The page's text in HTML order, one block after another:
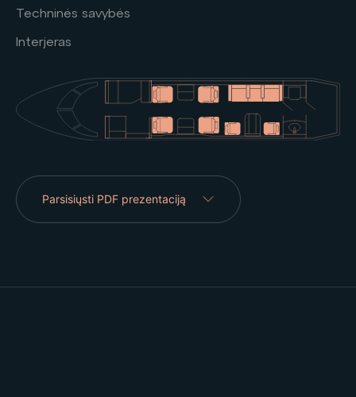
Techninės savybės
Interjeras
Parsisiųsti PDF prezentaciją